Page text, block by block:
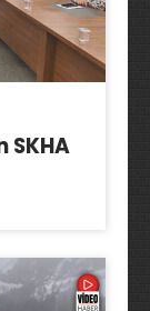
SKHA